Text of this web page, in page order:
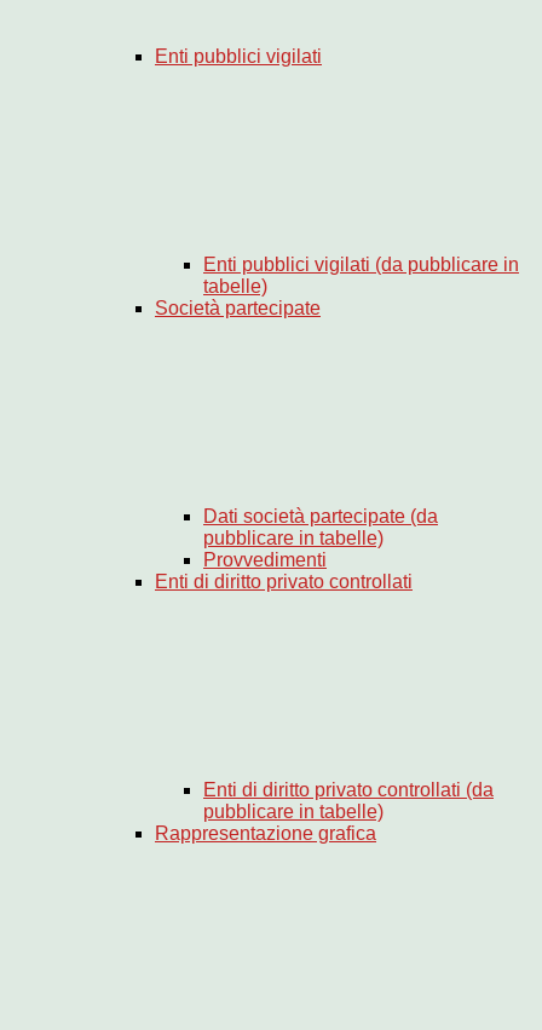
Enti pubblici vigilati
Enti pubblici vigilati (da pubblicare in
tabelle)
Società partecipate
Dati società partecipate (da
pubblicare in tabelle)
Provvedimenti
Enti di diritto privato controllati
Enti di diritto privato controllati (da
pubblicare in tabelle)
Rappresentazione grafica